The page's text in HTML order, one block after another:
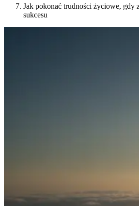
Jak pokonać trudności życiowe, gdy
sukcesu